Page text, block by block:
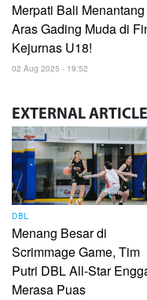
Merpati Bali Menantang
Aras Gading Muda di
Kejurnas U18!
02 Aug 2025 - 19:52
EXTERNAL
DBL
Menang Besar di
Scrimmage Game, Tim
Putri DBL All-Star
Merasa Puas